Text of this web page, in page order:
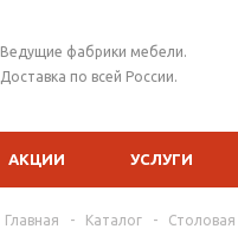
Ведущие фабрики мебели.
Доставка по всей России.
АКЦИИ УСЛУГИ
Главная - Каталог - Столовая